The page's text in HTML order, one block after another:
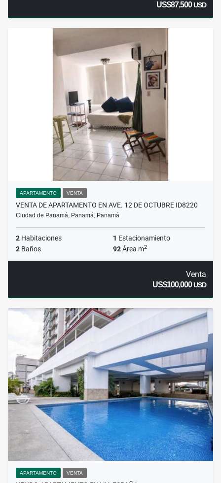
US$87,500USD
APARTAMENTO VENTA
VENTA DE APARTAMENTO EN AVE. 12 DE OCTUBRE ID8220
Ciudad de Panamá, Panamá, Panamá
2 Habitaciones 1 Estacionamiento
2 Baños 92Área m2
Venta
US$100,000USD
APARTAMENTO VENTA